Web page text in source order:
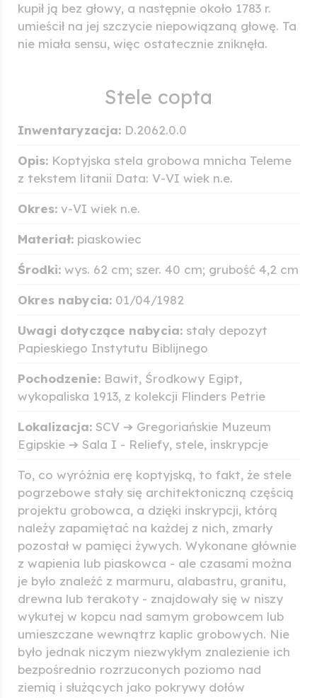
kupił ją bez głowy, a następnie około 1783 r.
umieścił na jej szczycie niepowiązaną głowę. Ta
nie miała sensu, więc ostatecznie zniknęła.
Stele copta
Inwentaryzacja: D.2062.0.0
Opis: Koptyjska stela grobowa mnicha Teleme
z tekstem litanii Data: V-VI wiek n.e.
Okres: v-VI wiek n.e.
Materiał: piaskowiec
Środki: wys. 62 cm; szer. 40 cm; grubość 4,2 cm
Okres nabycia: 01/04/1982
Uwagi dotyczące nabycia: stały depozyt
Papieskiego Instytutu Biblijnego
Pochodzenie: Bawit, Środkowy Egipt,
wykopaliska 1913, z kolekcji Flinders Petrie
Lokalizacja: SCV ➔ Gregoriańskie Muzeum
Egipskie ➔ Sala I - Reliefy, stele, inskrypcje
To, co wyróżnia erę koptyjską, to fakt, że stele
pogrzebowe stały się architektoniczną częścią
projektu grobowca, a dzięki inskrypcji, którą
należy zapamiętać na każdej z nich, zmarły
pozostał w pamięci żywych. Wykonane głównie
z wapienia lub piaskowca - ale czasami można
je było znaleźć z marmuru, alabastru, granitu,
drewna lub terakoty - znajdowały się w niszy
wykutej w kopcu nad samym grobowcem lub
umieszczane wewnątrz kaplic grobowych. Nie
było jednak niczym niezwykłym znalezienie ich
bezpośrednio rozrzuconych poziomo nad
ziemią i służących jako pokrywy dołów